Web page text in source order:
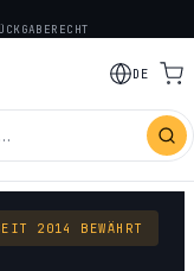
VERSAND AB € 75
DE
2014 BEWÄHRT